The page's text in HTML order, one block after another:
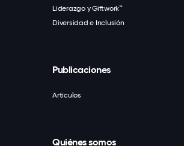
Liderazgo y Giftwork™
Diversidad e Inclusión
Publicaciones
Artículos
Quiénes somos